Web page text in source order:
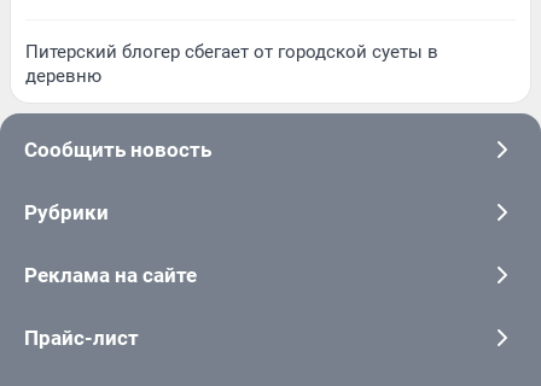
Питерский блогер сбегает от городской суеты в
деревню
Сообщить новость
Рубрики
Реклама на сайте
Прайс-лист